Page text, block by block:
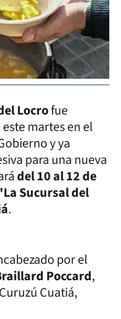
Locrofue
martes en el
y ya
para una nueva
del 10 al 12 de
Sucursal del
.
por el
Poccard,
Cuatiá,